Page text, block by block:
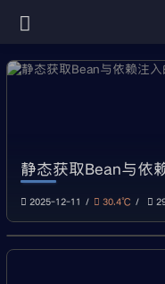
静态获取Bean与依
2025-12-11 30.4℃